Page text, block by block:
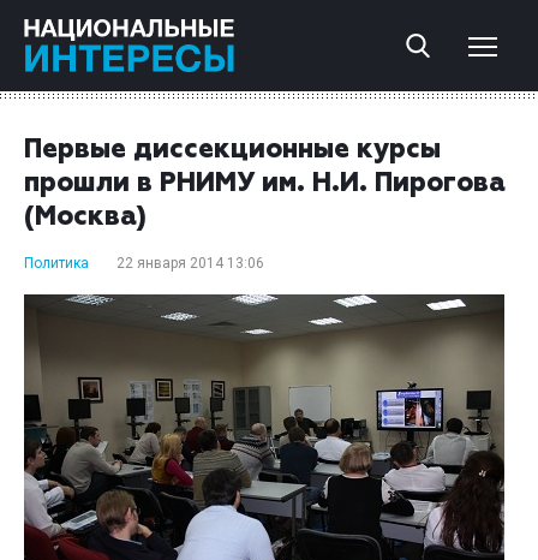
Первые диссекционные курсы
прошли в РНИМУ им. Н.И. Пирогова
(Москва)
Политика 22 января 2014 13:06